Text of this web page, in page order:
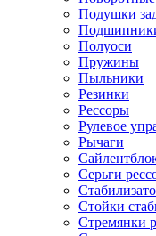
Подушки
Полуоси
Пружины
Пыльники
Резинки
Рессоры
Рулевое
Рычаги
Серьги
Стойки
Стремянки